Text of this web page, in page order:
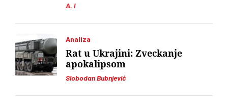
A. I
Analiza
Slobodan Bubnjević
Rat u Ukrajini: Zveckanje
apokalipsom